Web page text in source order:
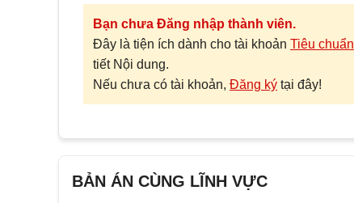
Bạn chưa Đăng nhập thành viên.
Đây là tiện ích dành cho tài khoản Tiêu chuẩn
tiết Nội dung.
Nếu chưa có tài khoản, Đăng ký tại đây!
BẢN ÁN CÙNG LĨNH VỰC